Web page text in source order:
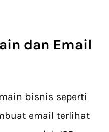
dan Email
bisnis seperti
email terlihat